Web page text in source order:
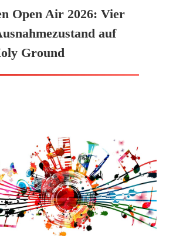
Open Air 2026: Vier
auf
Ground